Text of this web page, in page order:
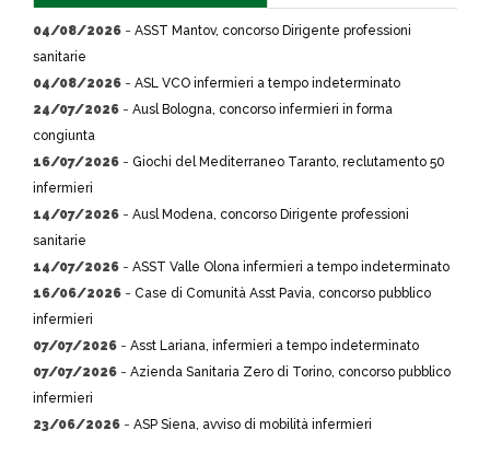
04/08/2026 - ASST Mantov, concorso Dirigente professioni
sanitarie
04/08/2026 - ASL VCO infermieri a tempo indeterminato
24/07/2026 - Ausl Bologna, concorso infermieri in forma
congiunta
16/07/2026 - Giochi del Mediterraneo Taranto, reclutamento 50
infermieri
14/07/2026 - Ausl Modena, concorso Dirigente professioni
sanitarie
14/07/2026 - ASST Valle Olona infermieri a tempo indeterminato
16/06/2026 - Case di Comunità Asst Pavia, concorso pubblico
infermieri
07/07/2026 - Asst Lariana, infermieri a tempo indeterminato
07/07/2026 - Azienda Sanitaria Zero di Torino, concorso pubblico
infermieri
23/06/2026 - ASP Siena, avviso di mobilità infermieri